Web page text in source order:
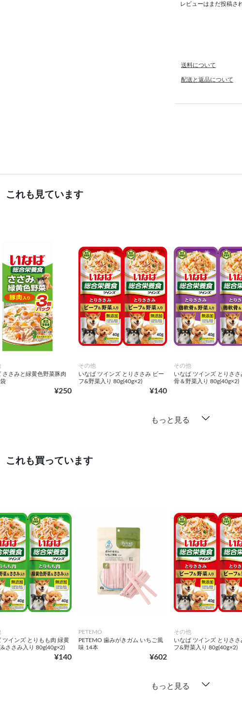
レビューはまだ投稿さ
送料について
配送と返品について
これも見ています
ささみと緑黄色野菜豚肉
¥250
その他
いなば ツインズ とりささみ ビー
フ&野菜入り 80g(40g×2)
¥140
その他
いなば ツインズ とりささ
骨＆野菜入り 80g(40g×2)
もっと見る
これも買っています
ツインズ とりもも肉 緑黄
ささみ入り 80g(40g×2)
¥140
PETEMO
PETEMO 歯みがきガム いちご風
味 14本
¥602
その他
いなば ツインズ とりささ
フ&野菜入り 80g(40g×2)
もっと見る